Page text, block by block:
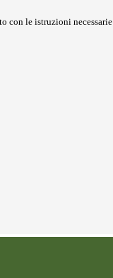
con le istruzioni necessarie.